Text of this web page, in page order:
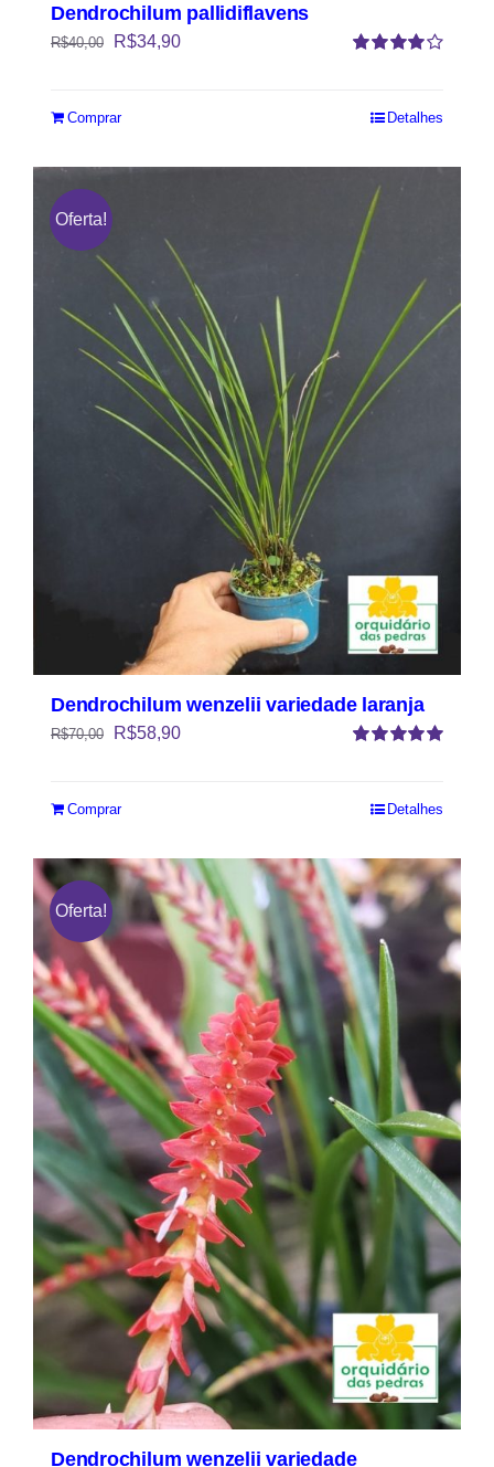
Dendrochilum pallidiflavens
R$40,00 R$34,90
Comprar Detalhes
Oferta!
Dendrochilum wenzelii variedade laranja
R$70,00 R$58,90
Comprar Detalhes
Oferta!
Dendrochilum wenzelii variedade